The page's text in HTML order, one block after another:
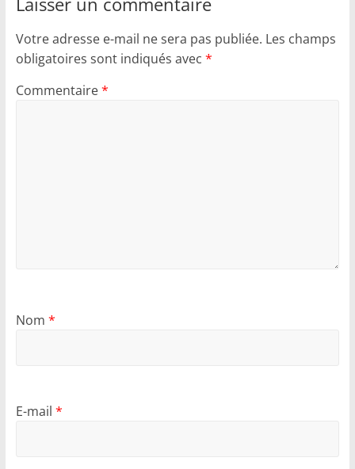
Votre adresse e-mail ne sera pas publiée. Les champs
obligatoires sont indiqués avec *
Commentaire*
Nom *
E-mail *